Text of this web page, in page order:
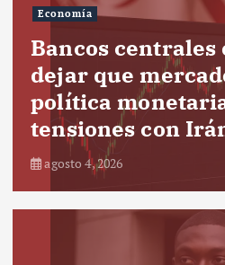
Economía
Bancos centrales
dejar que
política
tensiones con
agosto 4, 2026